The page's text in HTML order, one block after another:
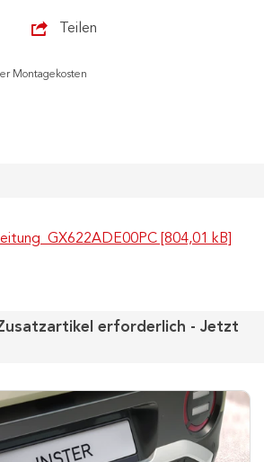
Teilen
Montagekosten
[804,01 kB]
erforderlich - Jetzt